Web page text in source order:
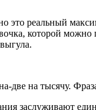
это реальный
которой
две на тысячу.
заслуживают